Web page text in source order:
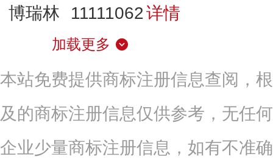
博瑞林
11111062详情
加载更多
本站免费提供商标注册信息查阅，
及的商标注册信息仅供参考，无任
企业少量商标注册信息，如有不准